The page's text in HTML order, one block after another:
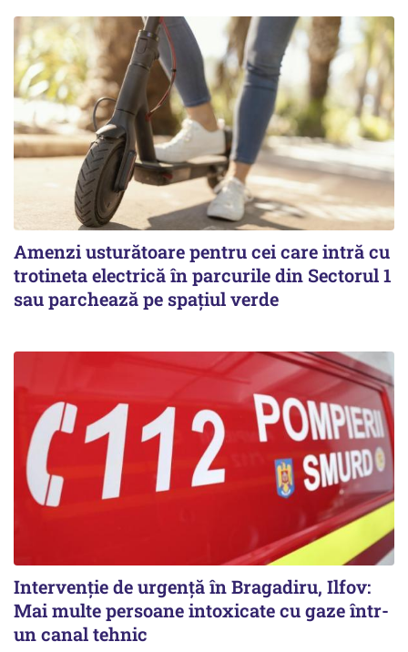
Amenzi usturătoare pentru cei care intră cu
trotineta electrică în parcurile din Sectorul 1
sau parchează pe spațiul verde
Intervenție de urgență în Bragadiru, Ilfov:
Mai multe persoane intoxicate cu gaze într-
un canal tehnic